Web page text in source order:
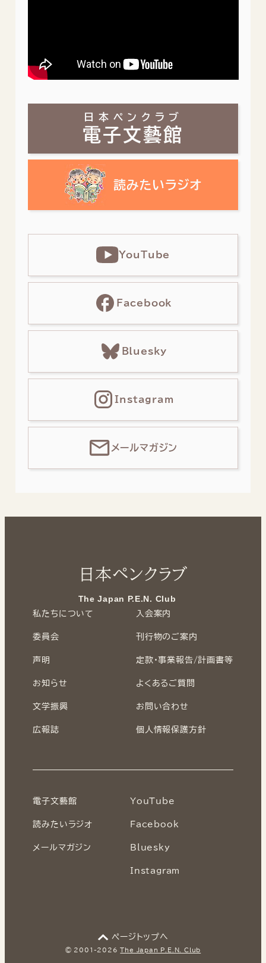
日本ペンクラブ
電子文藝館
YouTube
Facebook
Bluesky
Instagram
メールマガジン
日本ペンクラブ
The Japan P.E.N. Club
私たちについて
委員会
声明
お知らせ
文学振興
広報誌
入会案内
刊行物のご案内
定款・事業報告/計画書等
よくあるご質問
お問い合わせ
個人情報保護方針
電子文藝館
読みたいラジオ
メールマガジン
YouTube
Facebook
Bluesky
Instagram
© 2001-2026The Japan P.E.N. Club
ページトップへ